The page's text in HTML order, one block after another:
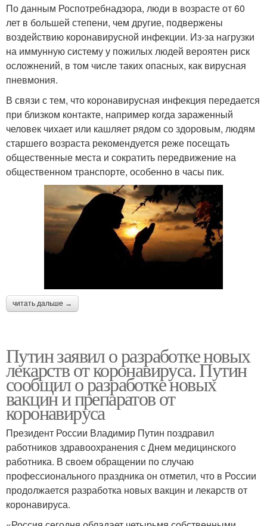
По данным Роспотребнадзора, люди в возрасте от 60
лет в большей степени, чем другие, подвержены
воздействию коронавирусной инфекции. Из-за нагрузки
на иммунную систему у пожилых людей вероятен риск
осложнений, в том числе таких опасных, как вирусная
пневмония.
В связи с тем, что коронавирусная инфекция передается
при близком контакте, например когда зараженный
человек чихает или кашляет рядом со здоровым, людям
старшего возраста рекомендуется реже посещать
общественные места и сократить передвижение на
общественном транспорте, особенно в часы пик.
читать дальше →
Путин заявил о разработке новых
лекарств от коронавируса. Путин
сообщил о разработке новых
вакцин и препаратов от
коронавируса
Президент России Владимир Путин поздравил
работников здравоохранения с Днем медицинского
работника. В своем обращении по случаю
профессионального праздника он отметил, что в России
продолжается разработка новых вакцин и лекарств от
коронавируса.